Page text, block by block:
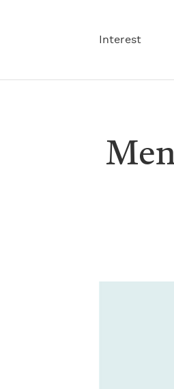
Interest